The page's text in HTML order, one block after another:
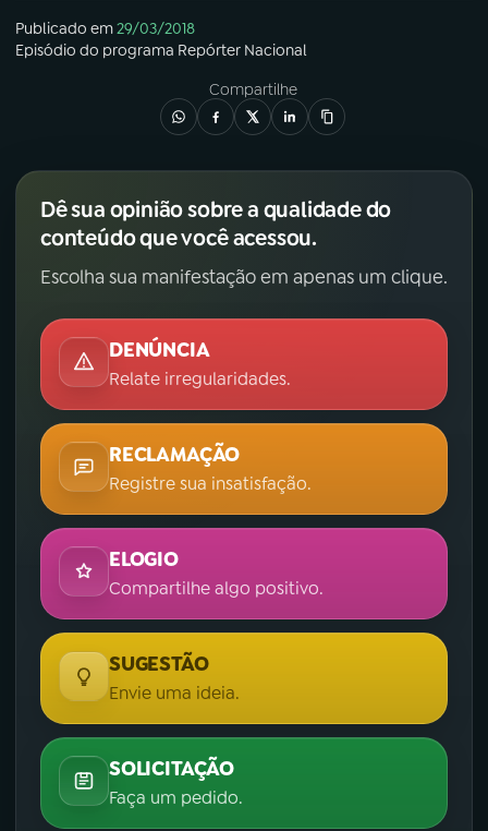
Publicado em29/03/2018
Episódio do programa Repórter Nacional
Compartilhe
Dê sua opinião sobre a qualidade do
conteúdo que você acessou.
Escolha sua manifestação em apenas um clique.
DENÚNCIA
Relate irregularidades.
RECLAMAÇÃO
Registre sua insatisfação.
ELOGIO
Compartilhe algo positivo.
SUGESTÃO
Envie uma ideia.
SOLICITAÇÃO
Faça um pedido.